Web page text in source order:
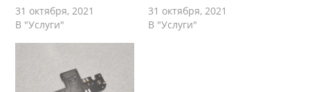
31 октября, 2021
В "Услуги"
31 октября, 2021
В "Услуги"